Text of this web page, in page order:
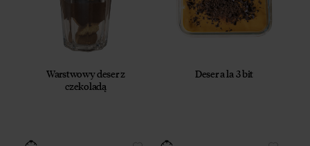
Warstwowy deser z
czekoladą
Deser a la 3 bit